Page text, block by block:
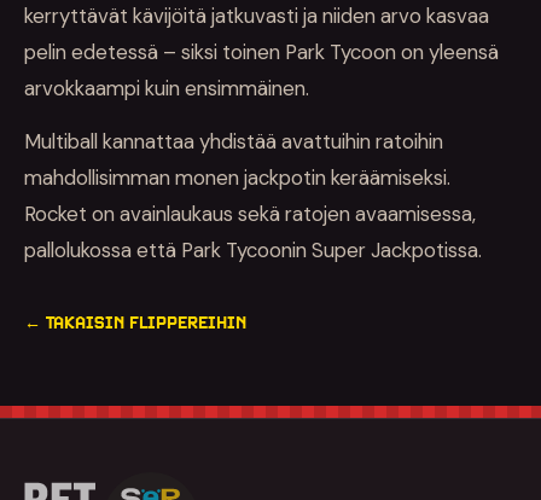
kerryttävät kävijöitä jatkuvasti ja niiden arvo kasvaa
pelin edetessä – siksi toinen Park Tycoon on yleensä
arvokkaampi kuin ensimmäinen.
Multiball kannattaa yhdistää avattuihin ratoihin
mahdollisimman monen jackpotin keräämiseksi.
Rocket on avainlaukaus sekä ratojen avaamisessa,
pallolukossa että Park Tycoonin Super Jackpotissa.
← TAKAISIN FLIPPEREIHIN